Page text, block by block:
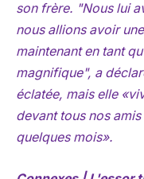
son frère. "Nous lui
nous allions avoir
maintenant en tant
magnifique", a
éclatée, mais elle
devant tous nos
quelques mois».